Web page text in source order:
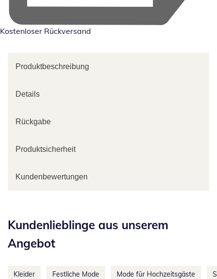
Kostenloser Rückversand
Produktbeschreibung
Details
Rückgabe
Produktsicherheit
Kundenbewertungen
Kundenlieblinge aus unserem
Angebot
Kleider Festliche Mode Mode für Hochzeitsgäste